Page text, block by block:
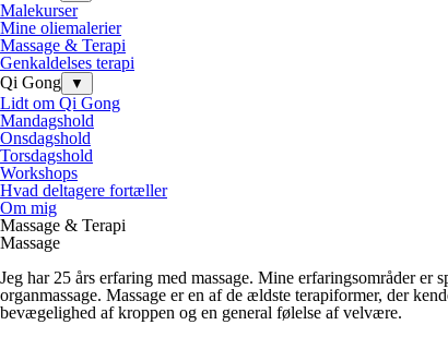
Malekurser
Mine oliemalerier
Massage & Terapi
Genkaldelses terapi
Qi Gong
▼
Lidt om Qi Gong
Mandagshold
Onsdagshold
Torsdagshold
Workshops
Hvad deltagere fortæller
Om mig
Massage & Terapi
Massage
Jeg har 25 års erfaring med massage. Mine erfaringsområder
organmassage. Massage er en af de ældste terapiformer, der
bevægelighed af kroppen og en general følelse af velvære.